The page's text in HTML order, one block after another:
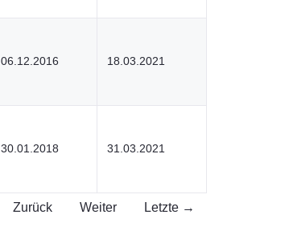
06.12.2016 18.03.2021
30.01.2018 31.03.2021
Zurück Weiter Letzte →